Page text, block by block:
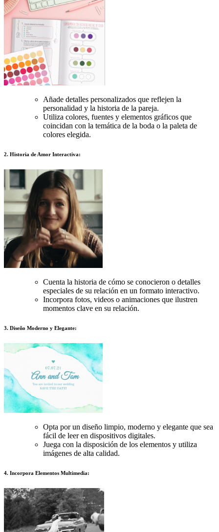
Añade detalles personalizados que reflejen la
personalidad y la historia de la pareja.
Utiliza colores, fuentes y elementos gráficos que
coincidan con la temática de la boda o la paleta de
colores elegida.
2. Historia de Amor Interactiva:
Cuenta la historia de cómo se conocieron o detalles
especiales de su relación en un formato interactivo.
Incorpora fotos, videos o animaciones que ilustren
momentos clave en su relación.
3. Diseño Moderno y Elegante:
Opta por un diseño limpio, moderno y elegante que sea
fácil de leer en dispositivos digitales.
Juega con la disposición de los elementos y utiliza
imágenes de alta calidad.
4. Incorpora Elementos Multimedia: